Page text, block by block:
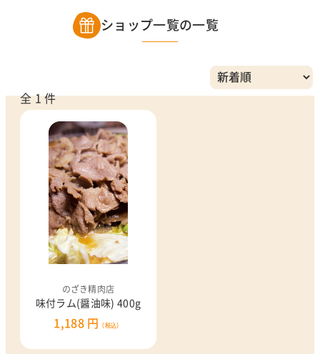
ショップ一覧の一覧
全 1 件
のざき精肉店
味付ラム(醤油味) 400g
1,188 円 （税込）